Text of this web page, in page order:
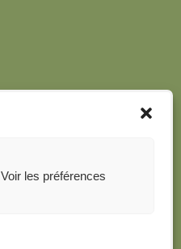
Voir les préférences